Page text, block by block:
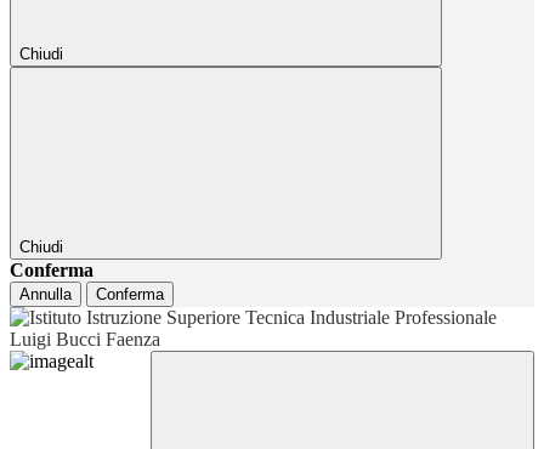
Chiudi
Chiudi
Conferma
Annulla Conferma